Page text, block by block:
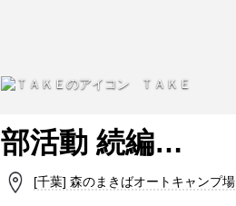
ＴＡＫＥ
部活動 続編…
[千葉] 森のまきばオートキャンプ場